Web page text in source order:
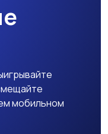
мобильном